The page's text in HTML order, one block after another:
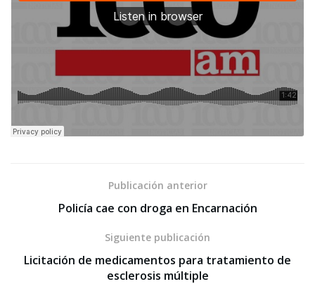
Publicación anterior
Policía cae con droga en Encarnación
Siguiente publicación
Licitación de medicamentos para tratamiento de
esclerosis múltiple